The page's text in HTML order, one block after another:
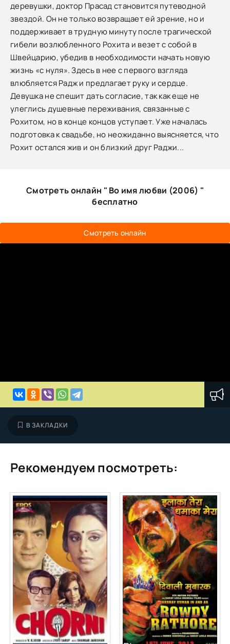
деревушки, доктор Прасад становится путеводной
звездой. Он не только возвращает ей зрение, но и
поддерживает в трудную минуту после трагической
гибели возлюбленного Рохита и везет с собой в
Швейцарию, убедив в необходимости начать новую
жизнь «с нуля». Здесь в нее с первого взгляда
влюбляется Радж и предлагает руку и сердце.
Девушка не спешит дать согласие, так как еще не
улеглись душевные переживания, связанные с
Рохитом, но в конце концов уступает. Уже началась
подготовка к свадьбе, но неожиданно выясняется, что
Рохит остался жив и он близкий друг Раджи...
Смотреть онлайн " Во имя любви (2006) "
бесплатно
Смотреть онлайн
В ЗАКЛАДКИ
Рекомендуем посмотреть: